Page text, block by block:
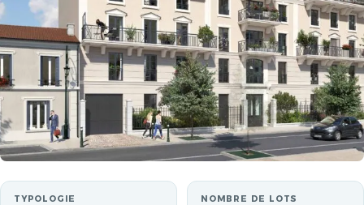
TYPOLOGIE NOMBRE DE LOTS